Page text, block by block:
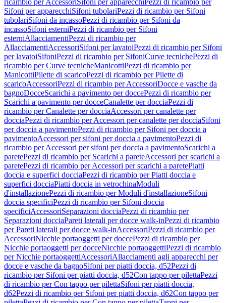
ricambio per AccessoriSifoni per apparecchiPezzi di ricambio per
Sifoni per apparecchiSifoni tubolariPezzi di ricambio per Sifoni
tubolariSifoni da incassoPezzi di ricambio per Sifoni da
incassoSifoni esterniPezzi di ricambio per Sifoni
esterniAllacciamentiPezzi di ricambio per
AllacciamentiAccessoriSifoni per lavatoiPezzi di ricambio per Sifoni
per lavatoiSifoniPezzi di ricambio per SifoniCurve tecnichePezzi di
ricambio per Curve tecnicheManicottiPezzi di ricambio per
ManicottiPilette di scaricoPezzi di ricambio per Pilette di
scaricoAccessoriPezzi di ricambio per AccessoriDocce e vasche da
bagnoDocceScarichi a pavimento per doccePezzi di ricambio per
Scarichi a pavimento per docceCanalette per docciaPezzi di
ricambio per Canalette per docciaAccessori per canalette per
docciaPezzi di ricambio per Accessori per canalette per docciaSifoni
per doccia a pavimentoPezzi di ricambio per Sifoni per doccia a
pavimentoAccessori per sifoni per doccia a pavimentoPezzi di
ricambio per Accessori per sifoni per doccia a pavimentoScarichi a
paretePezzi di ricambio per Scarichi a pareteAccessori per scarichi a
paretePezzi di ricambio per Accessori per scarichi a paretePiatti
doccia e superfici docciaPezzi di ricambio per Piatti doccia e
superfici docciaPiatti doccia in vetrochinaModuli
d'installazionePezzi di ricambio per Moduli d'installazioneSifoni
doccia specificiPezzi di ricambio per Sifoni doccia
specificiAccessoriSeparazioni docciaPezzi di ricambio per
Separazioni docciaPareti laterali per docce walk-inPezzi di ricambio
per Pareti laterali per docce walk-inAccessoriPezzi di ricambio per
AccessoriNicchie portaoggetti per doccePezzi di ricambio per
Nicchie portaoggetti per docceNicchie portaoggettiPezzi di ricambio
per Nicchie portaoggettiAccessoriAllacciamenti agli apparecchi per
docce e vasche da bagnoSifoni per piatti doccia, d52Pezzi di
ricambio per Sifoni per piatti doccia, d52Con tappo per pilettaPezzi
di ricambio per Con tappo per pilettaSifoni per piatti doccia,
d62Pezzi di ricambio per Sifoni per piatti doccia, d62Con tappo per